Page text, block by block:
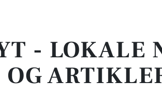
- LOKALE
OG